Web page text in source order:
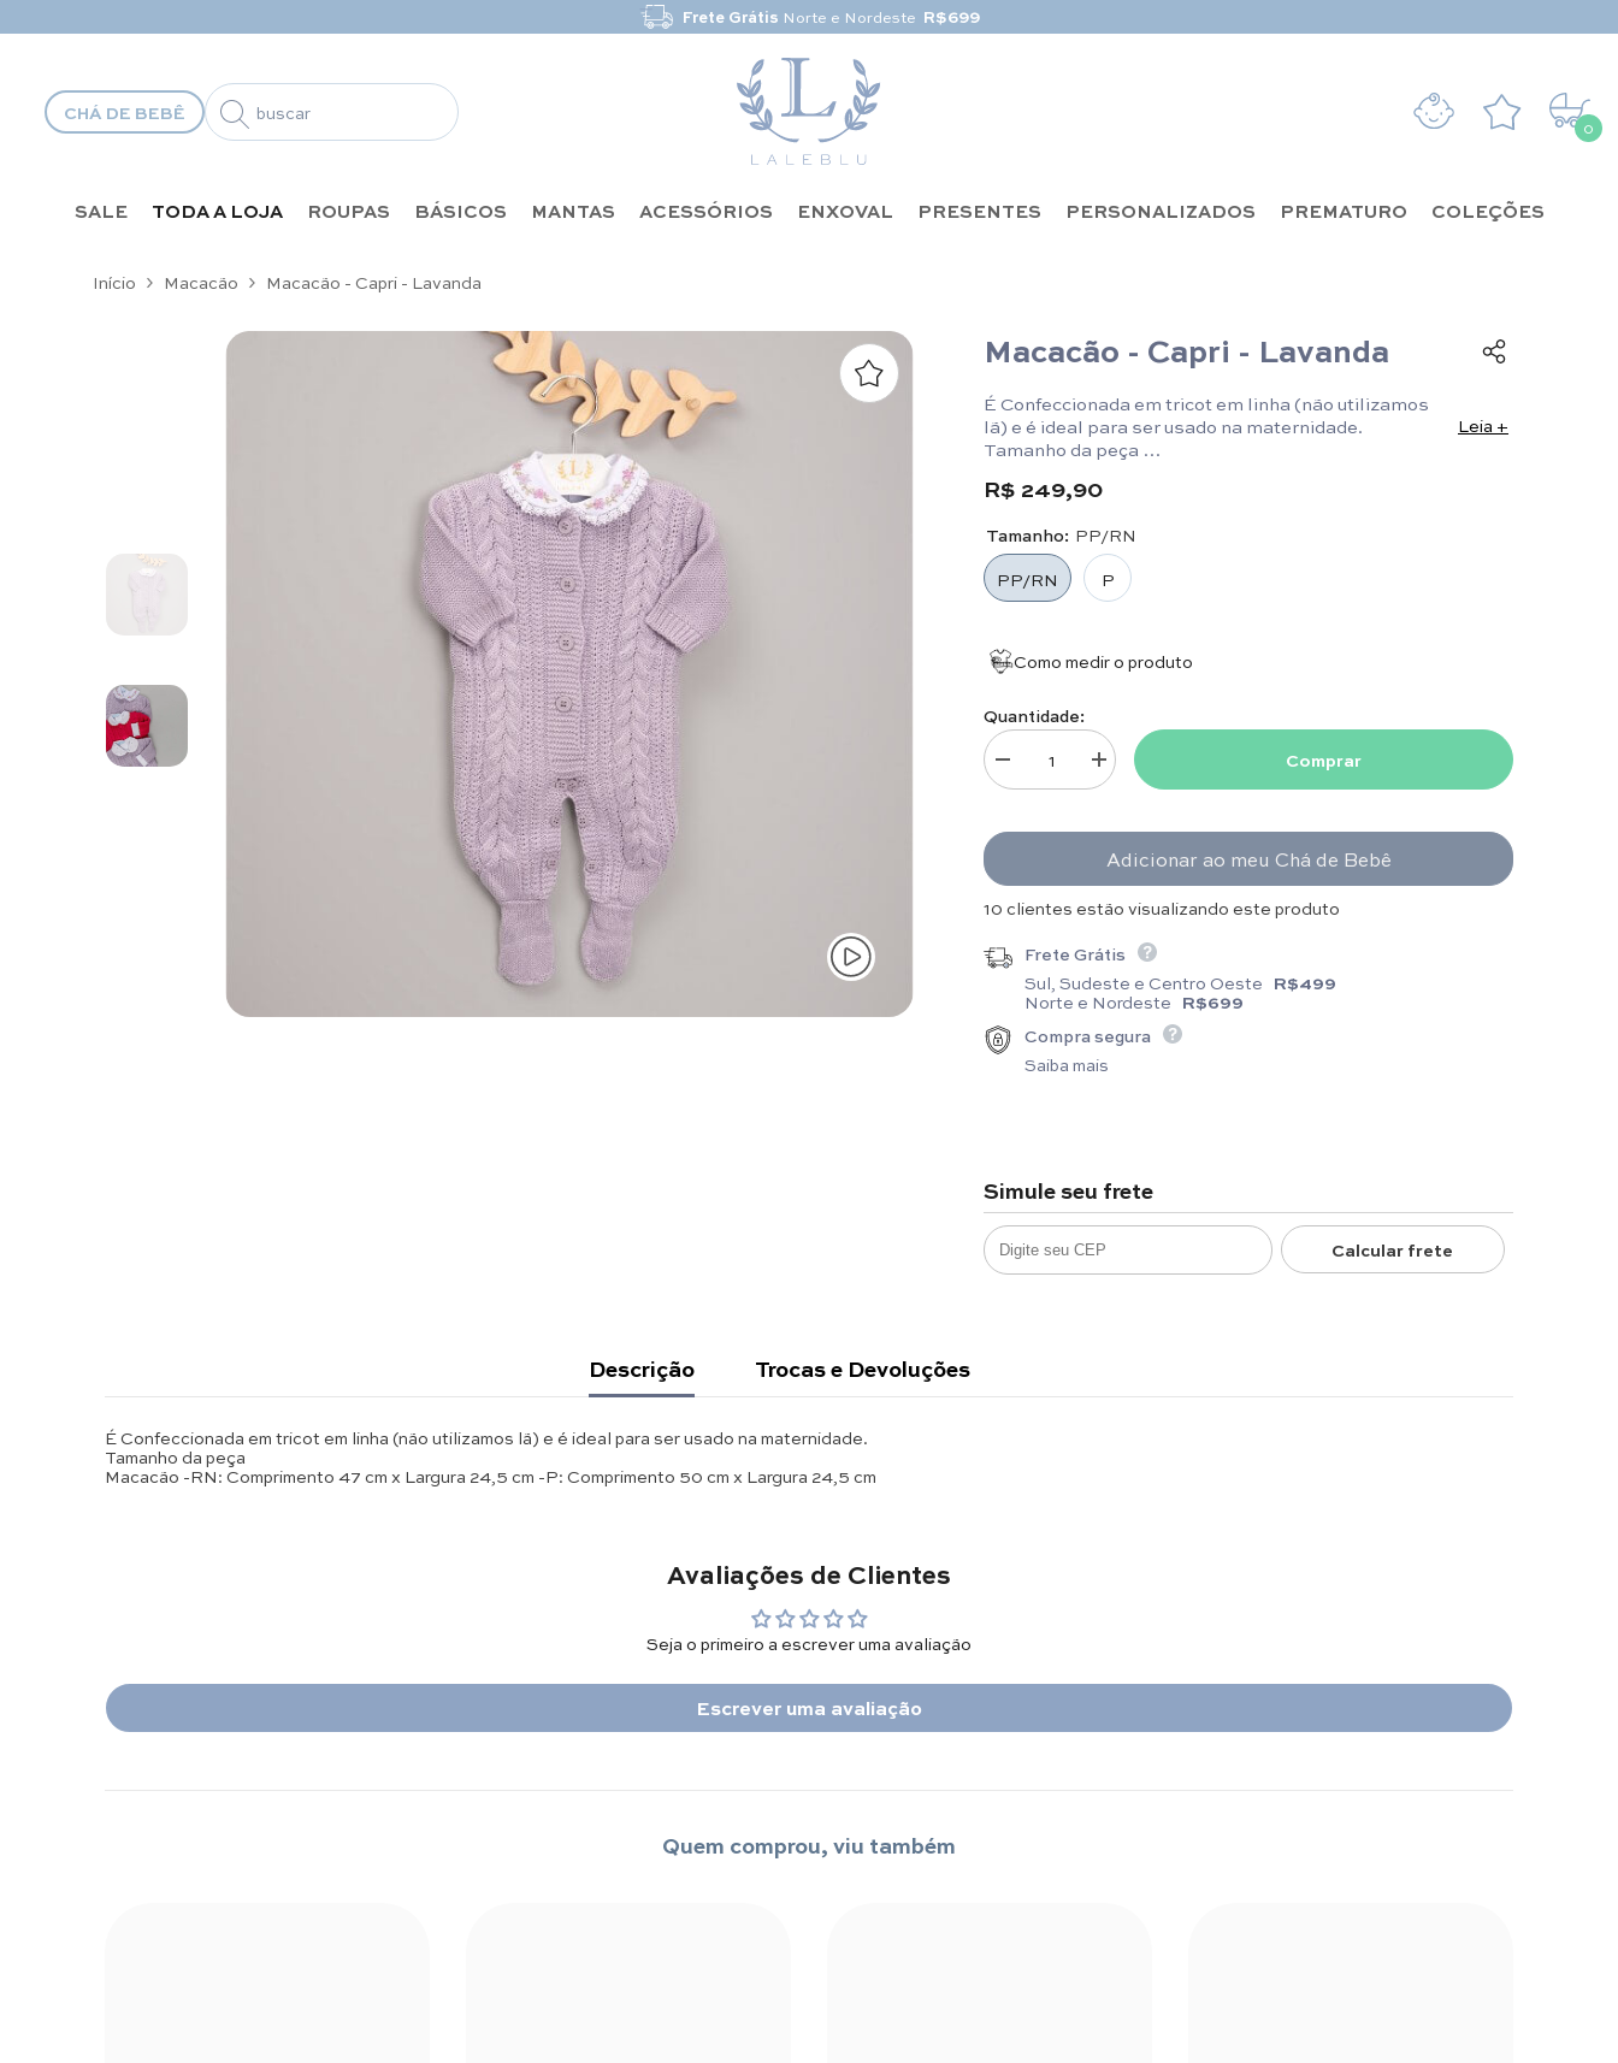
Frete Grátis Norte e Nordeste R$699
CHÁ DE BEBÊ
0
0
SALE TODA A LOJA ROUPAS BÁSICOS MANTAS ACESSÓRIOS ENXOVAL PRESENTES PERSONALIZADOS PREMATURO COLEÇÕES
Início Macacão Macacão - Capri - Lavanda
Macacão - Capri - Lavanda
É Confeccionada em tricot em linha (não utilizamos
lã) e é ideal para ser usado na maternidade.
Tamanho da peça
-P: Comprimento 50 cm x Largura 24,5 cm
Leia +
R$ 249,90
Tamanho: PP/RN
PP/RN
P
Como medir o produto
Quantidade:
Diminuir quantidade para Macacão - Capri - Lavanda
Aumentar quantidade para Macacão - Capri - Lavanda
Comprar
Adicionar ao meu Chá de Bebê
16 clientes estão visualizando este produto
Frete Grátis
Sul, Sudeste e Centro Oeste R$499
Norte e Nordeste R$699
Compra segura
Saiba mais
Simule seu frete
Calcular frete
Descrição Trocas e Devoluções
É Confeccionada em tricot em linha (não utilizamos lã) e é ideal para ser usado na maternidade.
Tamanho da peça
Macacão -RN: Comprimento 47 cm x Largura 24,5 cm -P: Comprimento 50 cm x Largura 24,5 cm
Avaliações de Clientes
Seja o primeiro a escrever uma avaliação
Escrever uma avaliação
Quem comprou, viu também